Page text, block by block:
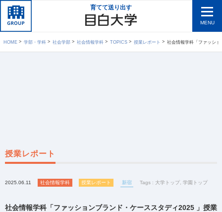
育てて送り出す
MENU
HOME 学部・学科 社会学部 社会情報学科 TOPICS 授業レポート 社会情報学科「ファッションブランド・ケーススタディ
授業レポート
2025.06.11 社会情報学科 授業レポート 新宿 Tags : 大学トップ 学園トップ
社会情報学科「ファッションブランド・ケーススタディ2025 」授業